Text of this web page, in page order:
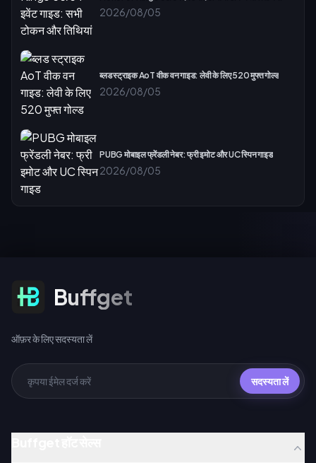
2026/08/05
ब्लड स्ट्राइक AoT वीक वन गाइड: लेवी के लिए 520 मुफ्त गोल्ड
2026/08/05
PUBG मोबाइल फ्रेंडली नेबर: फ्री इमोट और UC स्पिन गाइड
2026/08/05
ऑफ़र के लिए सदस्यता लेंBuffget
ऑफ़र के लिए सदस्यता लें
सदस्यता लें